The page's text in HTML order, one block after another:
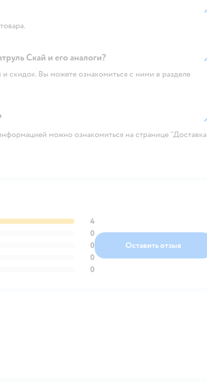
Скай и его аналоги?
скидок. Вы можете ознакомиться с ними в разделе
можно ознакомиться на странице "Доставка
4
0
0
0
0
Оставить отзыв